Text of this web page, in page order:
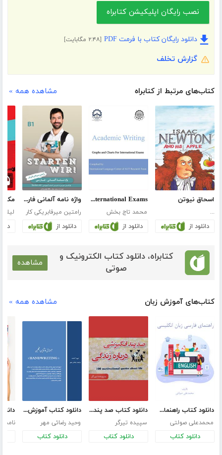
نصب رایگان اپلیکیشن کتابراه
دانلود رایگان کتاب با فرمت PDF [۲.۴۸ مگابایت]
گزارش تخلف
کتاب‌های مرتبط از کتابراه مشاهده همه »
اسحاق نیوتن
...
دانلود از
Academic Writing, Graphs And Charts For International Exams
محمد تاج بخش
دانلود از
واژه نامه آلمانی فارسی STARTEN WIR مقطع B1
رامتین میرفابریکی کار
دانلود از
لیلا
کتابراه، دانلود کتاب الکترونیک و
صوتی
مشاهده
کتاب‌های آموزش زبان مشاهده همه »
دانلود کتاب راهنمای فارسی زبان انگلیسی
محمدعلی صولتی
دانلود کتاب
دانلود کتاب صد پند انگیزشی درباره زندگی
سپیده تیرگر
دانلود کتاب
دانلود کتاب آموزش خوشنویسی انگلیسی
وحید رضائی مهر
دانلود کتاب